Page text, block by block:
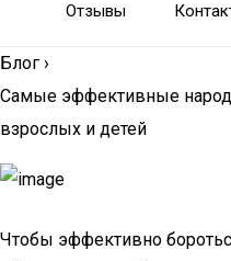
Отзывы
Блог ›
Самые эффективные
взрослых и детей
Чтобы эффективно